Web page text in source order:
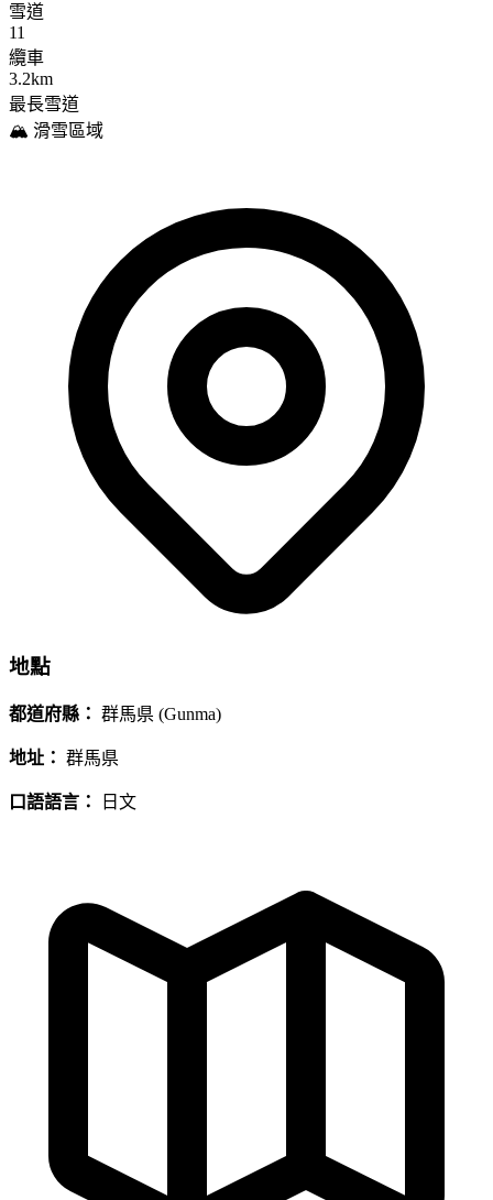
雪道
11
纜車
3.2km
最長雪道
🏔️ 滑雪區域
地點
都道府縣： 群馬県 (Gunma)
地址： 群馬県
口語語言： 日文